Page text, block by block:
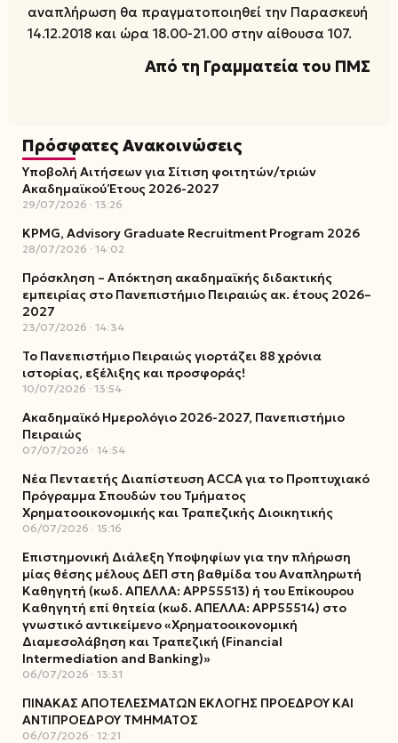
αναπλήρωση θα πραγματοποιηθεί την Παρασκευή
14.12.2018 και ώρα 18.00-21.00 στην αίθουσα 107.
Από τη Γραμματεία του ΠΜΣ
Πρόσφατες Ανακοινώσεις
Υποβολή Αιτήσεων για Σίτιση φοιτητών/τριών
Ακαδημαϊκού Έτους 2026-2027
29/07/2026 13:26
KPMG, Advisory Graduate Recruitment Program 2026
28/07/2026 14:02
Πρόσκληση – Απόκτηση ακαδημαϊκής διδακτικής
εμπειρίας στο Πανεπιστήμιο Πειραιώς ακ. έτους 2026–
2027
23/07/2026 14:34
Το Πανεπιστήμιο Πειραιώς γιορτάζει 88 χρόνια
ιστορίας, εξέλιξης και προσφοράς!
10/07/2026 13:54
Ακαδημαϊκό Ημερολόγιο 2026-2027, Πανεπιστήμιο
Πειραιώς
07/07/2026 14:54
Νέα Πενταετής Διαπίστευση ACCA για το Προπτυχιακό
Πρόγραμμα Σπουδών του Τμήματος
Χρηματοοικονομικής και Τραπεζικής Διοικητικής
06/07/2026 15:16
Επιστημονική Διάλεξη Υποψηφίων για την πλήρωση
μίας θέσης μέλους ΔΕΠ στη βαθμίδα του Αναπληρωτή
Καθηγητή (κωδ. ΑΠΕΛΛΑ: ΑΡΡ55513) ή του Επίκουρου
Καθηγητή επί θητεία (κωδ. ΑΠΕΛΛΑ: ΑΡΡ55514) στο
γνωστικό αντικείμενο «Χρηματοοικονομική
Διαμεσολάβηση και Τραπεζική (Financial
Intermediation and Banking)»
06/07/2026 13:31
ΠΙΝΑΚΑΣ ΑΠΟΤΕΛΕΣΜΑΤΩΝ ΕΚΛΟΓΗΣ ΠΡΟΕΔΡΟΥ ΚΑΙ
ΑΝΤΙΠΡΟΕΔΡΟΥ ΤΜΗΜΑΤΟΣ
06/07/2026 12:21